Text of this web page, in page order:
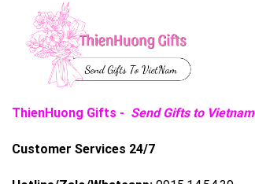
ThienHuong Gifts - Send Gifts to Vietnam
Customer Services 24/7